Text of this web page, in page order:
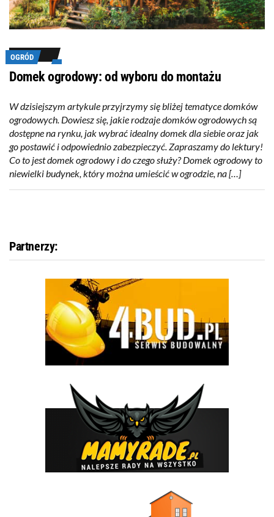
OGRÓD
Domek ogrodowy: od wyboru do montażu
W dzisiejszym artykule przyjrzymy się bliżej tematyce domków
ogrodowych. Dowiesz się, jakie rodzaje domków ogrodowych są
dostępne na rynku, jak wybrać idealny domek dla siebie oraz jak
go postawić i odpowiednio zabezpieczyć. Zapraszamy do lektury!
Co to jest domek ogrodowy i do czego służy? Domek ogrodowy to
niewielki budynek, który można umieścić w ogrodzie, na […]
Partnerzy: